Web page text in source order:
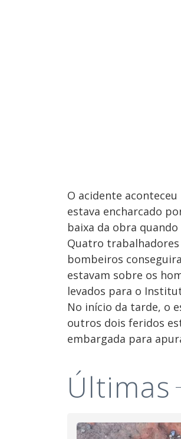
O acidente
estava encharcado
baixa da obra
Quatro
bombeiros
estavam sobre os
levados para o
No início da tarde, o
outros dois feridos
embargada para
Últimas